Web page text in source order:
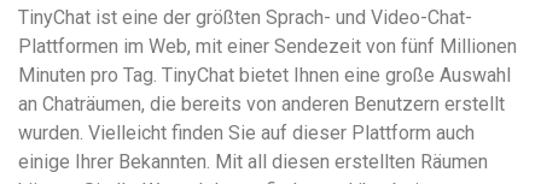
TinyChat ist eine der größten Sprach- und Video-Chat-
Plattformen im Web, mit einer Sendezeit von fünf Millionen
Minuten pro Tag. TinyChat bietet Ihnen eine große Auswahl
an Chaträumen, die bereits von anderen Benutzern erstellt
wurden. Vielleicht finden Sie auf dieser Plattform auch
einige Ihrer Bekannten. Mit all diesen erstellten Räumen